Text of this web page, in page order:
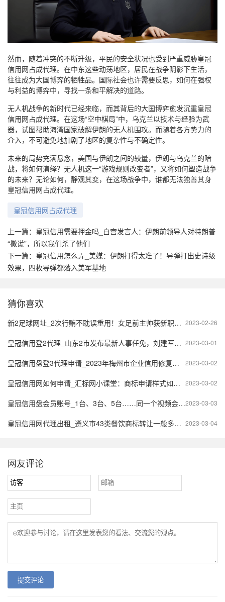
然而，随着冲突的不断升级，平民的安全状况也受到严重威胁皇冠
信用网占成代理。在中东这些动荡地区，居民在战争阴影下生活，
往往成为大国博弈的牺牲品。国际社会也许需要反思，如何在强权
与利益的博弈中，寻找一条和平解决的道路。
无人机战争的新时代已经来临，而其背后的大国博弈愈发沉重皇冠
信用网占成代理。在这场“空中棋局”中，乌克兰以技术与经验为武
器，试图帮助海湾国家破解伊朗的无人机围攻。而随着各方势力的
介入，不可避免地加剧了地区的复杂性与不确定性。
未来的局势充满悬念，美国与伊朗之间的较量，伊朗与乌克兰的暗
战，将如何演绎？无人机这一“游戏规则改变者”，又将如何塑造战争
的未来？无论如何，静观其变，在这场战争中，谁都无法独善其身
皇冠信用网占成代理。
皇冠信用网占成代理
上一篇： 皇冠信用需要押金吗_白宫发言人：伊朗前领导人对特朗普
“撒谎”，所以我们杀了他们
下一篇： 皇冠信用怎么弄_美媒：伊朗打得太准了！导弹打出史诗级
效果，四枚导弹都落入美军基地
猜你喜欢
2023-02-26
新2足球网址_2次行贿不耽误重用！女足前主帅获新职务，网友：又祸害中国足球
2023-03-01
皇冠信用登2代理_山东2市发布最新人事任免，刘建军为潍坊市政府代理市长
2023-03-02
皇冠信用盘登3代理申请_2023年梅州市企业信用修复材料详细说明（申请书+证明材料）
2023-03-02
皇冠信用网如何申请_汇标网小课堂：商标申请样式如何选择？
2023-03-03
皇冠信用盘会员账号_1台、3台、5台……同一个视频会员究竟能同时登录几个终端设备？
2023-03-04
皇冠信用网代理出租_遵义市43类餐饮商标转让一般多少？-犹掌柜
网友评论
提交评论